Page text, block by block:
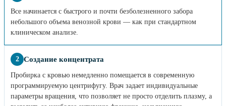
Все начинается с быстрого и почти безболезненного забора
небольшого объема венозной крови — как при стандартном
клиническом анализе.
2 Создание концентрата
Пробирка с кровью немедленно помещается в современную
программируемую центрифугу. Врач задает индивидуальные
параметры вращения, что позволяет не просто отделить плазму, а